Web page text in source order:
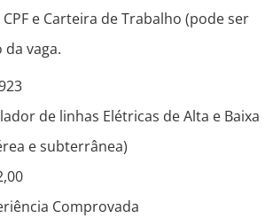
e Carteira de Trabalho (pode ser
vaga.
de linhas Elétricas de Alta e Baixa
e subterrânea)
Comprovada